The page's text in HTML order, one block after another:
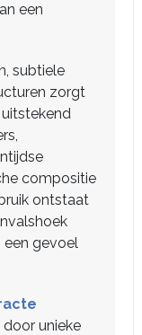
een
subtiele
zorgt
compositie
ontstaat
een gevoel
door unieke